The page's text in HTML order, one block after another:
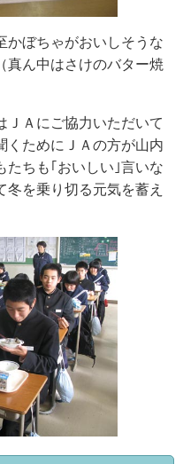
かぼちゃがおいしそうな
真ん中はさけのバター焼
ＪＡにご協力いただいて
くためにＪＡの方が山内
たちも｢おいしい｣言いな
を乗り切る元気を蓄え